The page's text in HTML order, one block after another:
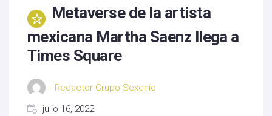
Metaverse de la artista
mexicana Martha Saenz llega a
Times Square
Redactor Grupo Sexenio
julio 16, 2022